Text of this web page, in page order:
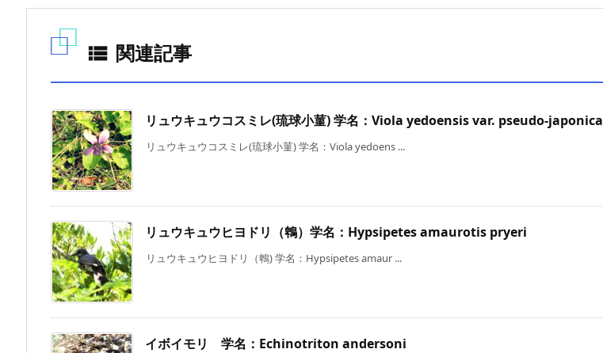
 関連記事
リュウキュウコスミレ(琉球小菫) 学名：Viola yedoensis var. pseudo-japonica
リュウキュウコスミレ(琉球小菫) 学名：Viola yedoens ...
リュウキュウヒヨドリ（鵯）学名：Hypsipetes amaurotis pryeri
リュウキュウヒヨドリ（鵯) 学名：Hypsipetes amaur ...
イボイモリ 学名：Echinotriton andersoni